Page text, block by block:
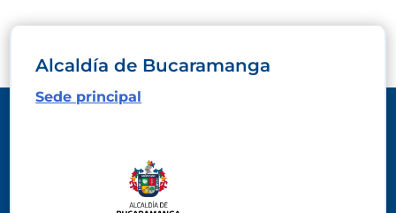
Alcaldía de Bucaramanga
Sede principal